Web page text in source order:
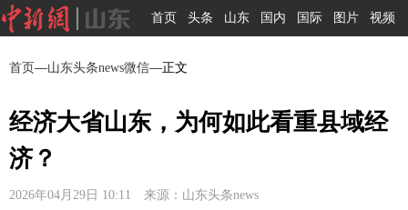
首页 头条 山东 国内 国际 图片 视频
首页—山东头条news微信—正文
经济大省山东，为何如此看重县域经
济？
2026年04月29日 10:11 来源：山东头条news